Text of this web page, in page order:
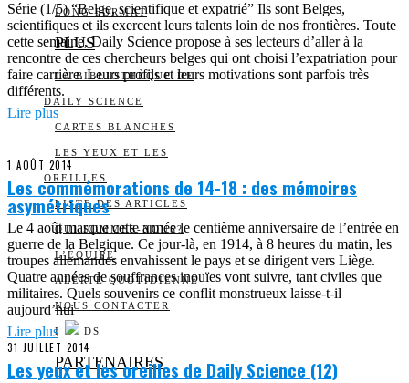
LONG FORMAT
PLUS
LA BIBLIOTHÈQUE DE
DAILY SCIENCE
CARTES BLANCHES
LES YEUX ET LES
OREILLES
LISTE DES ARTICLES
QUI SOMMES-NOUS?
L’ÉQUIPE
ALERTE QUOTIDIENNE
NOUS CONTACTER
I DS
PARTENAIRES
Série (1/5) “Belge, scientifique et expatrié” Ils sont Belges,
scientifiques et ils exercent leurs talents loin de nos frontières. Toute
cette semaine, Daily Science propose à ses lecteurs d’aller à la
rencontre de ces chercheurs belges qui ont choisi l’expatriation pour
faire carrière. Leurs profils et leurs motivations sont parfois très
différents.
Lire plus
1 AOÛT 2014
Les commémorations de 14-18 : des mémoires
asymétriques
Le 4 août marque cette année le centième anniversaire de l’entrée en
guerre de la Belgique. Ce jour-là, en 1914, à 8 heures du matin, les
troupes allemandes envahissent le pays et se dirigent vers Liège.
Quatre années de souffrances inouïes vont suivre, tant civiles que
militaires. Quels souvenirs ce conflit monstrueux laisse-t-il
aujourd’hui
Lire plus
31 JUILLET 2014
Les yeux et les oreilles de Daily Science (12)